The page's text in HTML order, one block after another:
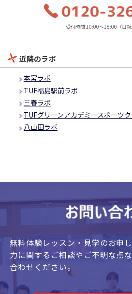
受付時間 10:00～18:00（日祝
近隣のラボ
本宮ラボ
TUF福島駅前ラボ
三春ラボ
TUFグリーンアカデミースポーツ
八山田ラボ
無料体験レッスン・見学のお申し
力に関するご相談やご不明な点な
合わせください。